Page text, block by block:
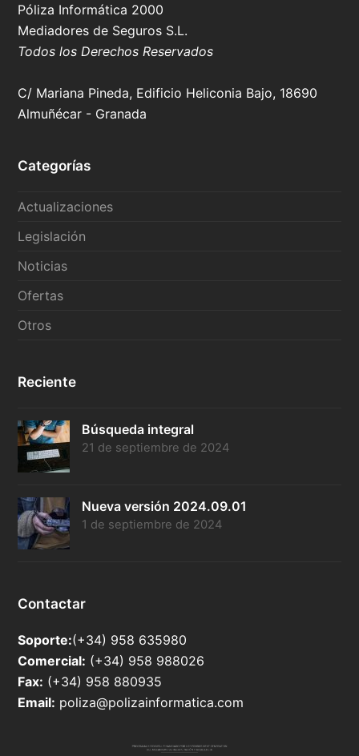
Póliza Informática 2000
Mediadores de Seguros S.L.
Todos los Derechos Reservados
C/ Mariana Pineda, Edificio Heliconia Bajo, 18690
Almuñécar - Granada
Categorías
Actualizaciones
Legislación
Noticias
Ofertas
Otros
Reciente
Búsqueda integral
21 de septiembre de 2024
Nueva versión 2024.09.01
1 de septiembre de 2024
Contactar
Soporte:(+34) 958 635980
Comercial: (+34) 958 988026
Fax: (+34) 958 880935
Email: poliza@polizainformatica.com